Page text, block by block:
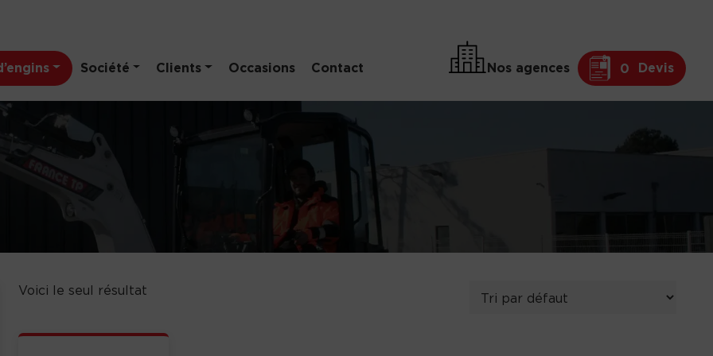
Société Clients Occasions Contact Nos agences 0 Devis
Voici le seul résultat